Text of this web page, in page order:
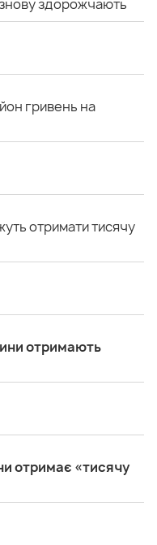
здорожчають
гривень на
отримати тисячу
отримають
отримає «тисячу